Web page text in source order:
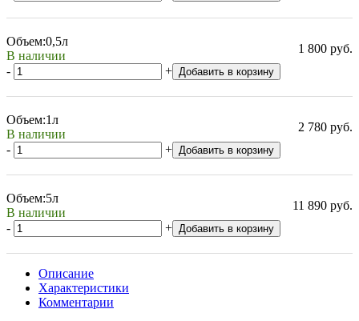
Объем:0,5л
В наличии
1 800 руб.
-
+ Добавить в корзину
Объем:1л
В наличии
2 780 руб.
-
+ Добавить в корзину
Объем:5л
В наличии
11 890 руб.
-
+ Добавить в корзину
Описание
Характеристики
Комментарии